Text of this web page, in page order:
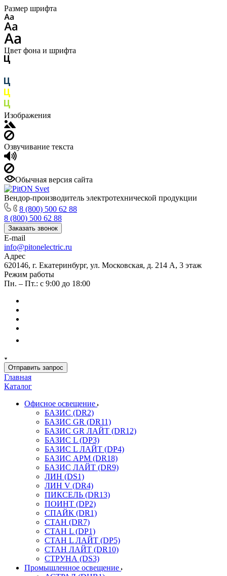
Размер шрифта
Цвет фона и шрифта
Изображения
Озвучивание текста
Обычная версия сайта
Вендор-производитель электротехнической продукции
8 (800) 500 62 88
8 (800) 500 62 88
Заказать звонок
E-mail
info@pitonelectric.ru
Адрес
620146, г. Екатеринбург, ул. Московская, д. 214 А, 3 этаж
Режим работы
Пн. – Пт.: с 9:00 до 18:00
Отправить запрос
Главная
Каталог
Офисное освещение
БАЗИС (DR2)
БАЗИС GR (DR11)
БАЗИС GR ЛАЙТ (DR12)
БАЗИС L (DP3)
БАЗИС L ЛАЙТ (DP4)
БАЗИС АРМ (DR18)
БАЗИС ЛАЙТ (DR9)
ЛИН (DS1)
ЛИН V (DR4)
ПИКСЕЛЬ (DR13)
ПОИНТ (DP2)
СПАЙК (DR1)
СТАН (DR7)
СТАН L (DP1)
СТАН L ЛАЙТ (DP5)
СТАН ЛАЙТ (DR10)
СТРУНА (DS3)
Промышленное освещение